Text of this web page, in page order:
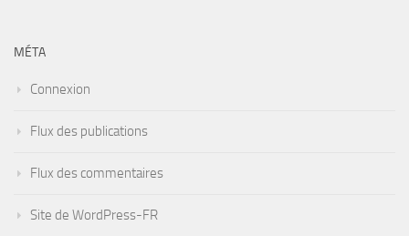
MÉTA
Connexion
Flux des publications
Flux des commentaires
Site de WordPress-FR